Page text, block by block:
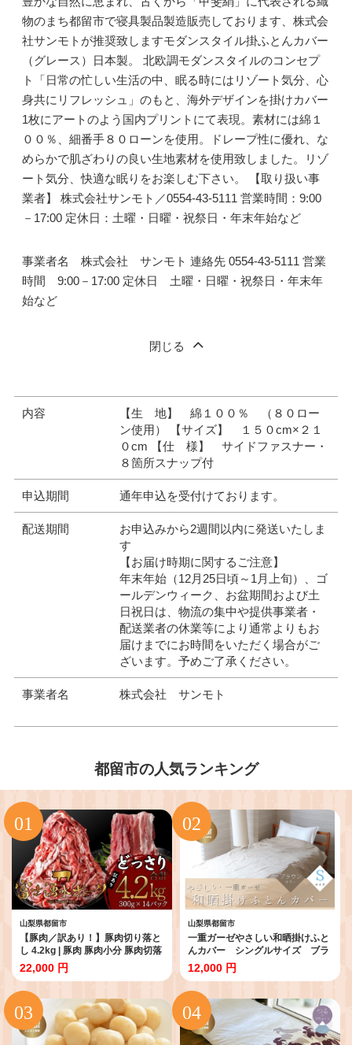
物のまち都留市で寝具製品製造販売しております、株式会
社サンモトが推奨致しますモダンスタイル掛ふとんカバー
（グレース）日本製。 北欧調モダンスタイルのコンセプ
ト「日常の忙しい生活の中、眠る時にはリゾート気分、心
身共にリフレッシュ」のもと、海外デザインを掛けカバー
1枚にアートのよう国内プリントにて表現。素材には綿１
００％、細番手８０ローンを使用。ドレープ性に優れ、な
めらかで肌ざわりの良い生地素材を使用致しました。リゾ
ート気分、快適な眠りをお楽しむ下さい。 【取り扱い事
業者】 株式会社サンモト／0554-43-5111 営業時間：9:00
－17:00 定休日：土曜・日曜・祝祭日・年末年始など
事業者名 株式会社 サンモト 連絡先 0554-43-5111 営業
時間 9:00－17:00 定休日 土曜・日曜・祝祭日・年末年
始など
閉じる
内容
【生 地】 綿１００％ （８０ロー
ン使用） 【サイズ】 １５０cm×２１
０cm 【仕 様】 サイドファスナー・
８箇所スナップ付
申込期間 通年申込を受付けております。
配送期間
お申込みから2週間以内に発送いたしま
す
【お届け時期に関するご注意】
年末年始（12月25日頃～1月上旬）、ゴ
ールデンウィーク、お盆期間および土
日祝日は、物流の集中や提供事業者・
配送業者の休業等により通常よりもお
届けまでにお時間をいただく場合がご
ざいます。予めご了承ください。
事業者名 株式会社 サンモト
都留市の人気ランキング
山梨県都留市
【豚肉／訳あり！】豚肉切り落と
し 4.2kg | 豚肉 豚肉小分 豚肉切落
豚肉カレー 豚肉炒め 豚肉炒飯 豚
肉料理 ぶたにく ブタニク 小分け
使いやすい 豚 切り落し 冷凍配送
山梨県産 富士湧水ポーク
22,000 円
山梨県都留市
一重ガーゼやさしい和晒掛けふと
んカバー シングルサイズ ブラ
ウン ガーゼ生地 綿100％ 洗
える
12,000 円